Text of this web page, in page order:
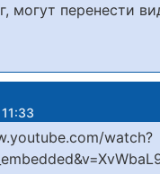
могут перенести
watch?